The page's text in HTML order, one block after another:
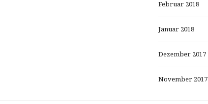
Februar 2018
Januar 2018
Dezember 2017
November 2017